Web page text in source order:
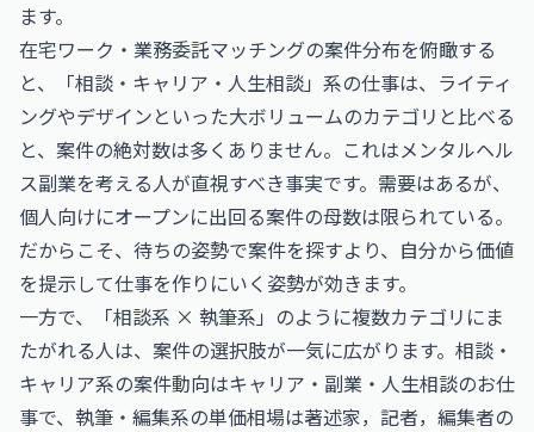
ます。
在宅ワーク・業務委託マッチングの案件分布を俯瞰する
と、「相談・キャリア・人生相談」系の仕事は、ライティ
ングやデザインといった大ボリュームのカテゴリと比べる
と、案件の絶対数は多くありません。これはメンタルヘル
ス副業を考える人が直視すべき事実です。需要はあるが、
個人向けにオープンに出回る案件の母数は限られている。
だからこそ、待ちの姿勢で案件を探すより、自分から価値
を提示して仕事を作りにいく姿勢が効きます。
一方で、「相談系 × 執筆系」のように複数カテゴリにま
たがれる人は、案件の選択肢が一気に広がります。相談・
キャリア系の案件動向はキャリア・副業・人生相談のお仕
事で、執筆・編集系の単価相場は著述家，記者，編集者の